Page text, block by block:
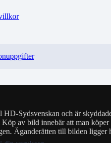
Sydsvenskan och är
Köp av bild innebär att man
Äganderätten till bilden ligger